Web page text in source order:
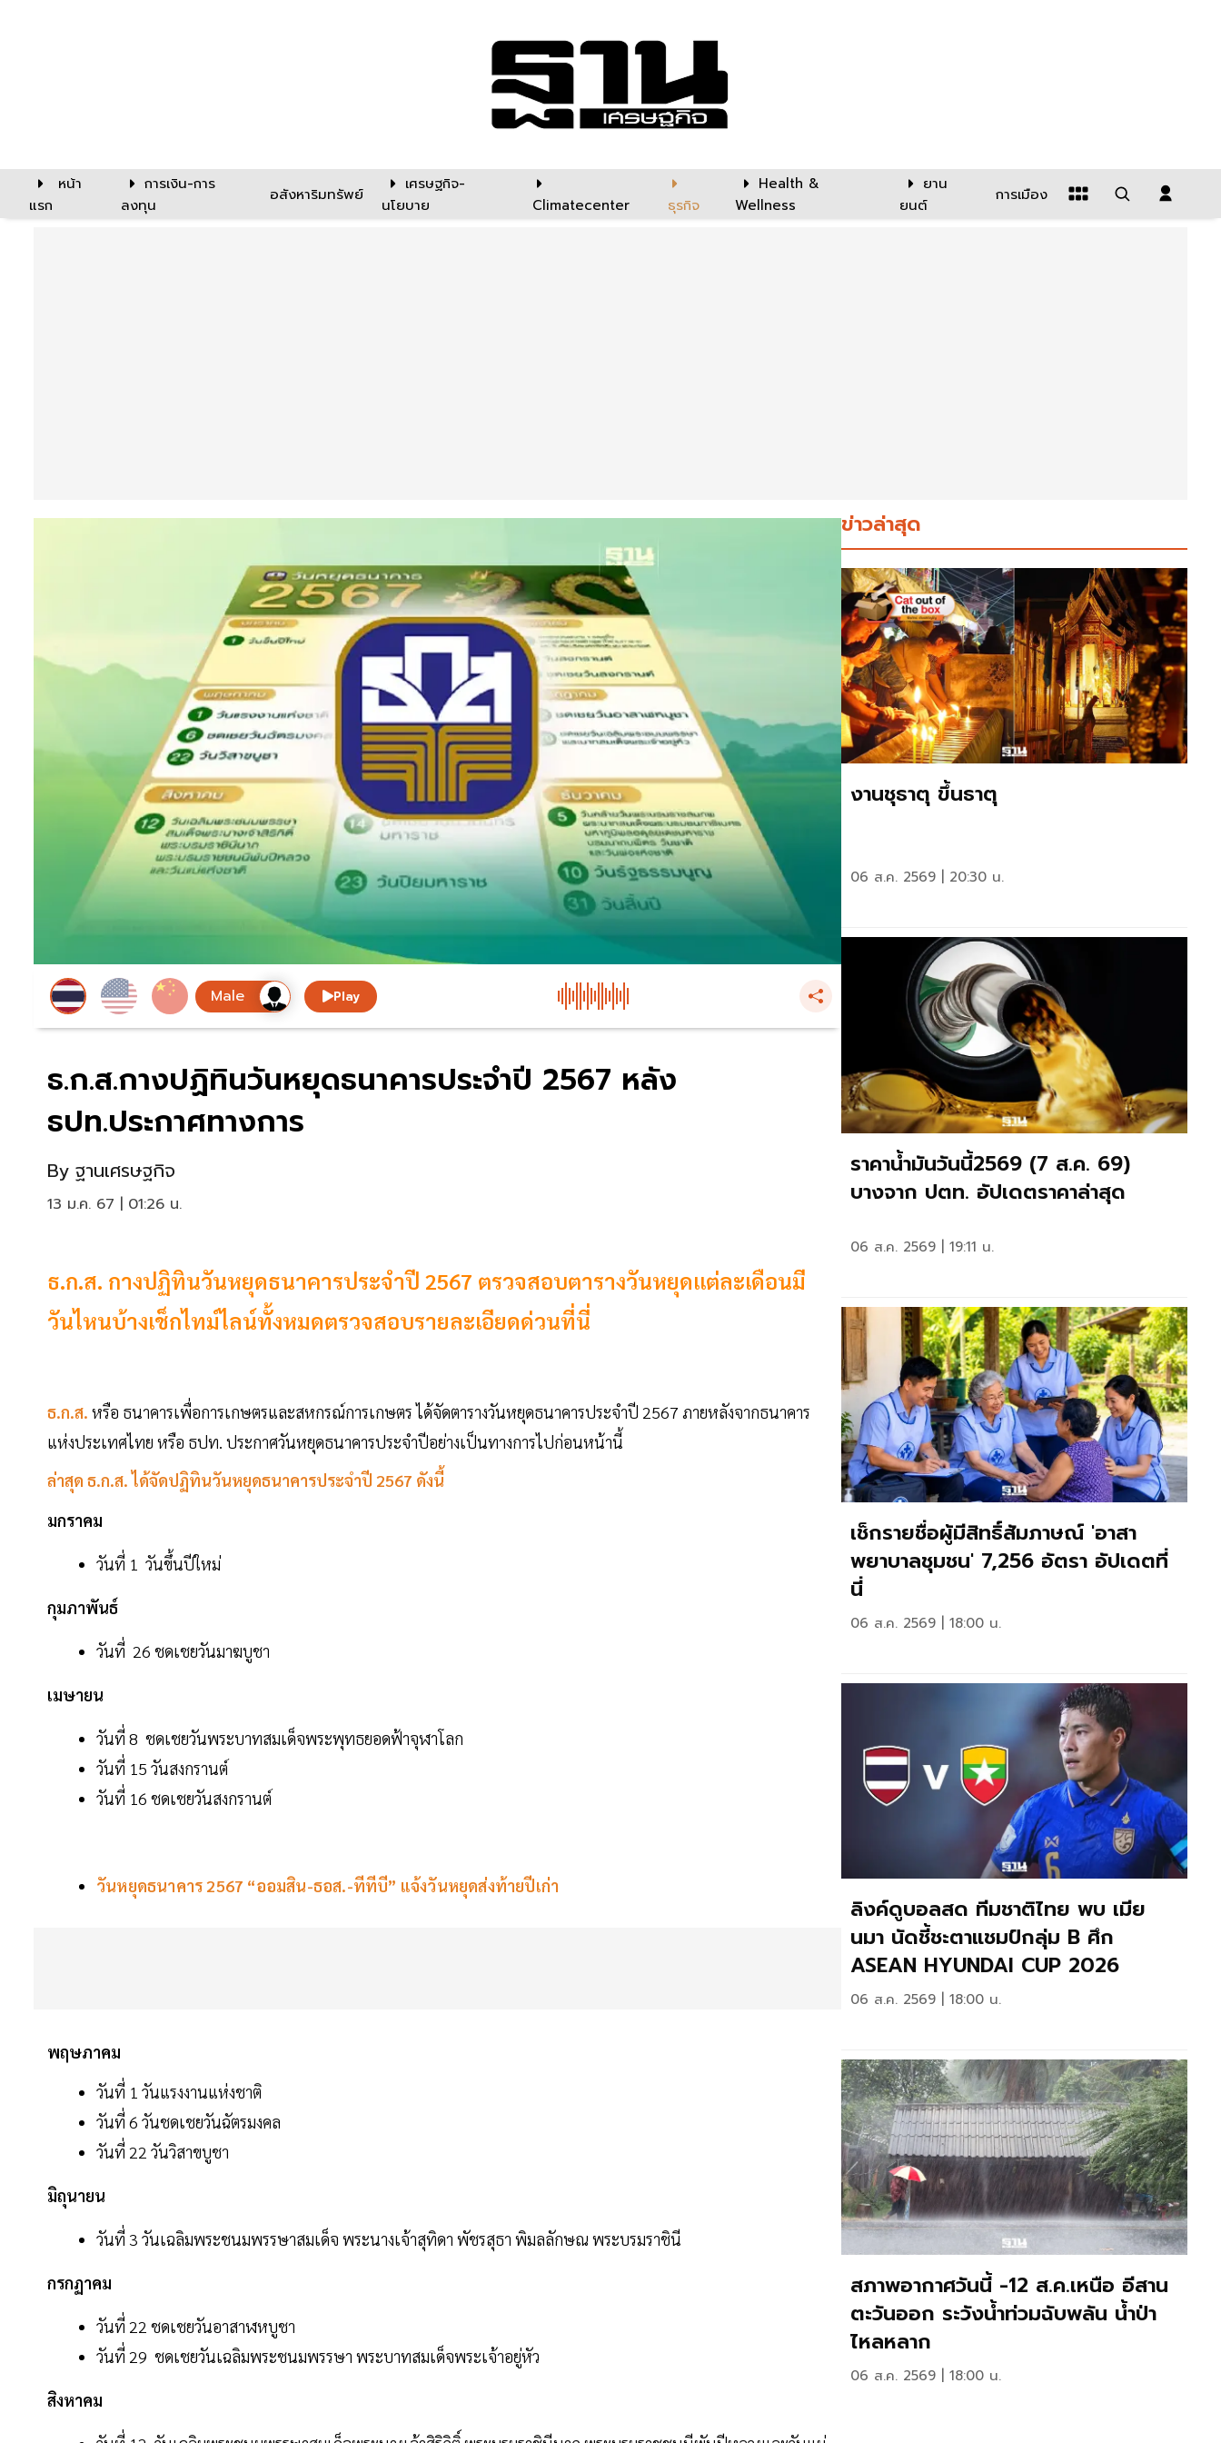
หน้า
แรก
การเงิน-การ
ลงทุน
อสังหาริมทรัพย์
เศรษฐกิจ-
นโยบาย
Climatecenter ธุรกิจ
Health &
Wellness
ยาน
ยนต์
การเมือง
Play
ธ.ก.ส.กางปฏิทินวันหยุดธนาคารประจำปี 2567 หลัง
ธปท.ประกาศทางการ
By ฐานเศรษฐกิจ
13 ม.ค. 67 | 01:26 น.
ธ.ก.ส. กางปฏิทินวันหยุดธนาคารประจำปี 2567 ตรวจสอบตารางวันหยุดแต่ละเดือนมี
วันไหนบ้างเช็กไทม์ไลน์ทั้งหมดตรวจสอบรายละเอียดด่วนที่นี่
ธ.ก.ส. หรือ ธนาคารเพื่อการเกษตรและสหกรณ์การเกษตร ได้จัดตารางวันหยุดธนาคารประจำปี 2567 ภายหลังจากธนาคาร
แห่งประเทศไทย หรือ ธปท. ประกาศวันหยุดธนาคารประจำปีอย่างเป็นทางการไปก่อนหน้านี้
ล่าสุด ธ.ก.ส. ได้จัดปฏิทินวันหยุดธนาคารประจำปี 2567 ดังนี้
มกราคม
วันที่ 1 วันขึ้นปีใหม่
กุมภาพันธ์
วันที่ 26 ชดเชยวันมาฆบูชา
เมษายน
วันที่ 8 ชดเชยวันพระบาทสมเด็จพระพุทธยอดฟ้าจุฬาโลก
วันที่ 15 วันสงกรานต์
วันที่ 16 ชดเชยวันสงกรานต์
วันหยุดธนาคาร 2567 “ออมสิน-ธอส.-ทีทีบี” แจ้งวันหยุดส่งท้ายปีเก่า
พฤษภาคม
วันที่ 1 วันแรงงานแห่งชาติ
วันที่ 6 วันชดเชยวันฉัตรมงคล
วันที่ 22 วันวิสาขบูชา
มิถุนายน
วันที่ 3 วันเฉลิมพระชนมพรรษาสมเด็จ พระนางเจ้าสุทิดา พัชรสุธา พิมลลักษณ พระบรมราชินี
กรกฏาคม
วันที่ 22 ชดเชยวันอาสาฬหบูชา
วันที่ 29 ชดเชยวันเฉลิมพระชนมพรรษา พระบาทสมเด็จพระเจ้าอยู่หัว
สิงหาคม
ข่าวล่าสุด
งานชุธาตุ ขึ้นธาตุ
06 ส.ค. 2569 | 20:30 น.
ราคาน้ำมันวันนี้2569 (7 ส.ค. 69)
บางจาก ปตท. อัปเดตราคาล่าสุด
06 ส.ค. 2569 | 19:11 น.
เช็กรายชื่อผู้มีสิทธิ์สัมภาษณ์ 'อาสา
พยาบาลชุมชน' 7,256 อัตรา อัปเดตที่
นี่
06 ส.ค. 2569 | 18:00 น.
ลิงค์ดูบอลสด ทีมชาติไทย พบ เมีย
นมา นัดชี้ชะตาแชมป์กลุ่ม B ศึก
ASEAN HYUNDAI CUP 2026
06 ส.ค. 2569 | 18:00 น.
สภาพอากาศวันนี้ -12 ส.ค.เหนือ อีสาน
ตะวันออก ระวังน้ำท่วมฉับพลัน น้ำป่า
ไหลหลาก
06 ส.ค. 2569 | 18:00 น.